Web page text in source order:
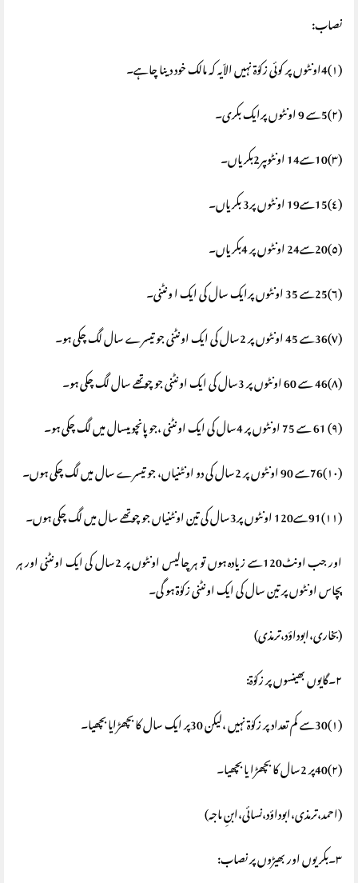
نصاب:
(١)4اونٹوں پر کوئی زکوٰة نہیں الاّیہ کہ مالک خود دینا چاہے۔
(٢)5سے 9 اونٹوں پرایک بکری۔
(٣)10سے14 اونٹوںپر2بکریاں۔
(٤)15سے19 اونٹوں پر3 بکریاں۔
(٥)20سے24 اونٹوں پر 4بکریاں۔
(٦)25سے 35 اونٹوں پرایک سال کی ایک ا ونٹنی۔
(٧)36سے 45 اونٹوں پر 2سال کی ایک اونٹنی جو تیسرے سال لگ چکی ہو۔
(٨)46 سے 60 اونٹوں پر 3سال کی ایک اونٹنی جو چوتھے سال لگ چکی ہو۔
(٩) 61 سے 75 اونٹوں پر 4سال کی ایک اونٹنی ،جو پانچویںسال میں لگ چکی ہو۔
(١٠)76سے 90 اونٹوں پر 2سال کی دو اونٹنیاں، جو تیسرے سال میں لگ چکی ہوں۔
(١١)91سے120 اونٹوں پر3سال کی تین اونٹنیاں جو چوتھے سال میں لگ چکی ہوں۔
اور جب اونٹ120سے زیادہ ہوں تو ہر چالیس اونٹوں پر 2سال کی ایک اونٹنی اور ہر
پچاس اونٹوں پر تین سال کی ایک اونٹنی زکوٰة ہو گی۔
(بخاری،ابوداؤد،ترمذی)
٢۔گایوں بھینسوں پر زکوٰة:
(١)30سے کم تعداد پر زکوٰة نہیں ،لیکن 30پر ایک سال کا بچھڑایا بچھیا۔
(٢)40پر 2سال کا بچھڑا یا بچھیا۔
(احمد،ترمذی،ابوداؤد،نسائی،ابنِ ماجہ)
٣۔بکریوں اور بھیڑوں پر نصاب: